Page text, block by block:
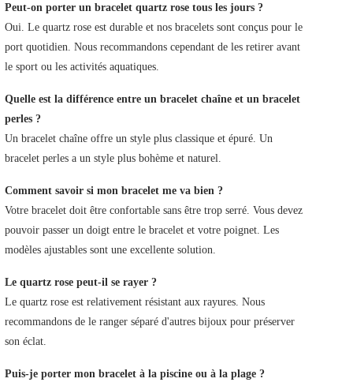
Peut-on porter un bracelet quartz rose tous les jours ?
Oui. Le quartz rose est durable et nos bracelets sont conçus pour le
port quotidien. Nous recommandons cependant de les retirer avant
le sport ou les activités aquatiques.
Quelle est la différence entre un bracelet chaîne et un bracelet
perles ?
Un bracelet chaîne offre un style plus classique et épuré. Un
bracelet perles a un style plus bohème et naturel.
Comment savoir si mon bracelet me va bien ?
Votre bracelet doit être confortable sans être trop serré. Vous devez
pouvoir passer un doigt entre le bracelet et votre poignet. Les
modèles ajustables sont une excellente solution.
Le quartz rose peut-il se rayer ?
Le quartz rose est relativement résistant aux rayures. Nous
recommandons de le ranger séparé d'autres bijoux pour préserver
son éclat.
Puis-je porter mon bracelet à la piscine ou à la plage ?